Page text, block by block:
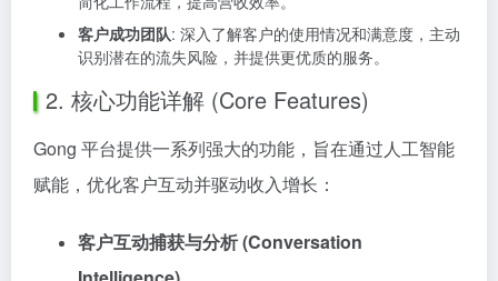
客户成功团队: 深入了解客户的使用情况和满意度，主动
识别潜在的流失风险，并提供更优质的服务。
2. 核心功能详解 (Core Features)
Gong 平台提供一系列强大的功能，旨在通过人工智能
赋能，优化客户互动并驱动收入增长：
客户互动捕获与分析 (Conversation